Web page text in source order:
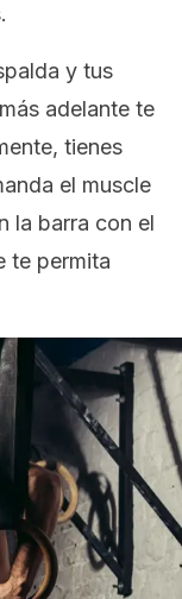
y tus
adelante te
tienes
el muscle
la barra con el
te permita